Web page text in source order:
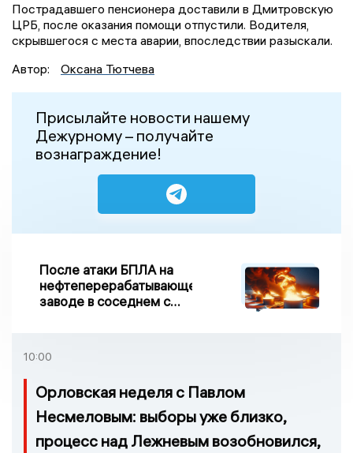
Пострадавшего пенсионера доставили в Дмитровскую
ЦРБ, после оказания помощи отпустили. Водителя,
скрывшегося с места аварии, впоследствии разыскали.
Автор:
Оксана Тютчева
Присылайте новости нашему
Дежурному – получайте
вознаграждение!
После атаки БПЛА на
нефтеперерабатывающем
заводе в соседнем с
возгорание
10:00
Орловская неделя с Павлом
Несмеловым: выборы уже близко,
процесс над Лежневым возобновился,